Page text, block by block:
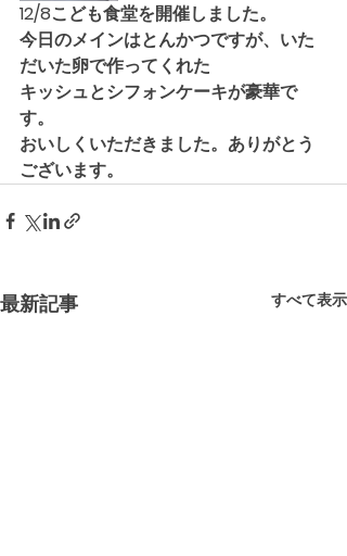
12/8こども食堂を開催しました。
今日のメインはとんかつですが、いた
だいた卵で作ってくれた
キッシュとシフォンケーキが豪華で
す。
おいしくいただきました。ありがとう
ございます。
最新記事 すべて表示